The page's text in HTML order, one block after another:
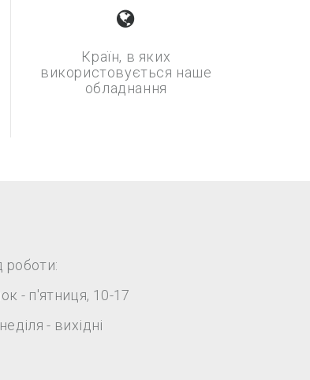
Країн, в яких
використовується наше
обладнання
роботи:
- п'ятниця, 10-17
- вихідні